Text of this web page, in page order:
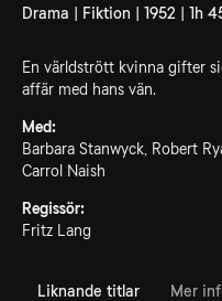
Drama | Fiktion | 1952 | 1h
En världstrött kvinna gifter
affär med hans vän.
Med:
Barbara Stanwyck, Robert
Carrol Naish
Regissör:
Fritz Lang
Liknande titlar Mer